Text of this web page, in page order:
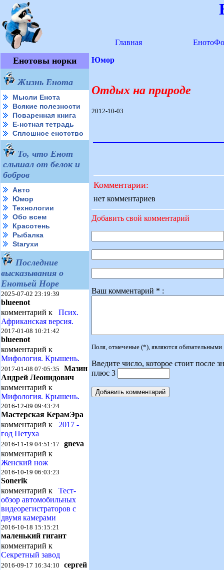
Главная
Енотовы норки
Жизнь Енота
Мысли Енота
Всякие полезности
Поваренная книга
Е-нотная тетрадь
Сплошное енотство
То, что Енот
слышал от белок и
бобров
Авто
Юмор
Технологии
Обо всем
Красотень
Рыбалка
Starухи
Последние
высказывания о
Енотьей Норе
2025-07-02 23:19:39
blueenot
комментарий к Псих.
Африканская версия.
2017-01-08 10:21:42
blueenot
комментарий к
Мифология. Крышень.
2017-01-08 07:05:35 Мазин
Андрей Леонидович
комментарий к
Мифология. Крышень.
2016-12-09 09:43:24
Мастерская КерамЭра
комментарий к 2017 -
год Петуха
2016-11-19 04:51:17 gneva
комментарий к
Женский нож
2016-10-19 06:03:23
Sonerik
комментарий к Тест-
обзор автомобильных
видеорегистраторов с
двумя камерами
2016-10-18 15:15:21
маленький гигант
комментарий к
Секретный завод
2016-09-17 16:34:10 сергей
Юмор
Отдых на природе
2012-10-03
Комментарии:
нет комментариев
Добавить свой комментарий
Ваш комментарий * :
Поля, отмеченые (*), являются обязательными
Введите число, которое стоит после
плюс 3